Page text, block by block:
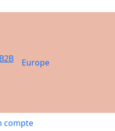
B2B Europe
compte